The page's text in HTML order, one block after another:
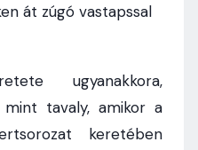
át zúgó vastapssal
ugyanakkora,
mint tavaly, amikor a
keretében